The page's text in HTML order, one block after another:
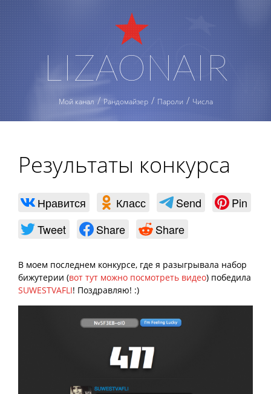
LIZAONAIR
Мой канал Рандомайзер Пароли Числа
Результаты конкурса
Нравится Класс Send
Pin
Tweet
Share Share
В моем последнем конкурсе, где я разыгрывала набор
бижутерии (вот тут можно посмотреть видео) победила
SUWESTVAFLI! Поздравляю! :)